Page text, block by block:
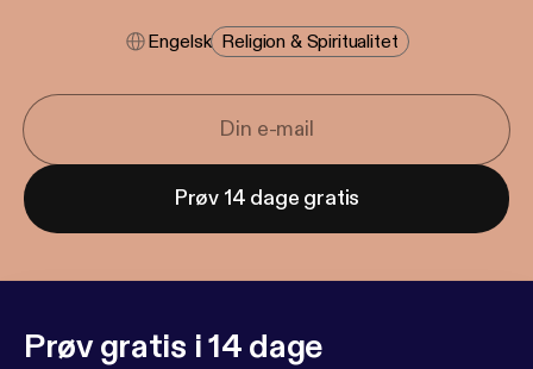
Engelsk Religion & Spiritualitet
Prøv 14 dage gratis
Prøv gratis i 14 dage